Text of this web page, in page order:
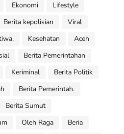
Ekonomi
Lifestyle
Berita kepolisian
Viral
Kesehatan
Aceh
Berita Pemerintahan
Keriminal
Berita Politik
Berita Pemerintah.
Berita Sumut
Oleh Raga
Beria